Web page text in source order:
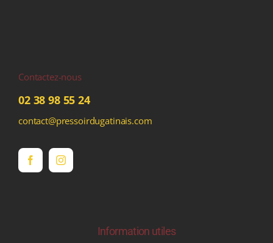
Contactez-nous
02 38 98 55 24
contact@pressoirdugatinais.com
Information utiles